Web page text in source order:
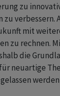
zu
verbessern.
mit
zu rechnen.
die
neuartige